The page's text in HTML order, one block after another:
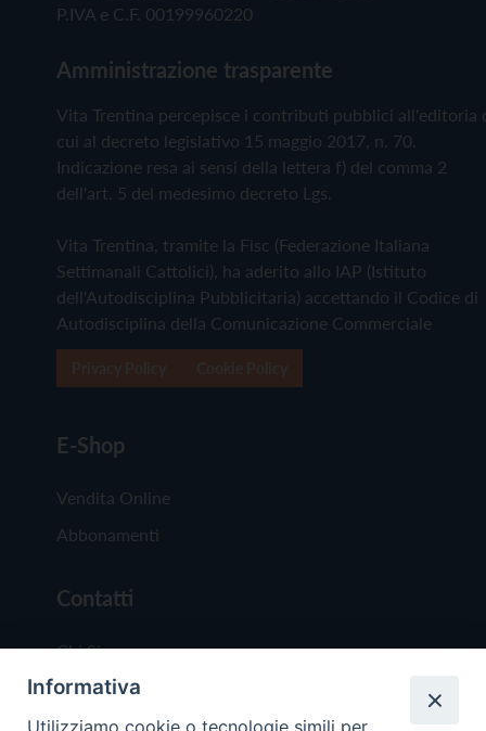
P.IVA e C.F. 00199960220
Amministrazione trasparente
Vita Trentina percepisce i contributi pubblici all'editoria
cui al decreto legislativo 15 maggio 2017, n. 70.
Indicazione resa ai sensi della lettera f) del comma 2
dell'art. 5 del medesimo decreto Lgs.
Vita Trentina, tramite la Fisc (Federazione Italiana
Settimanali Cattolici), ha aderito allo IAP (Istituto
dell'Autodisciplina Pubblicitaria) accettando il Codice di
Autodisciplina della Comunicazione Commerciale
E-Shop
Vendita Online
Abbonamenti
Contatti
Chi Siamo
Redazione
Scrivici
Informativa